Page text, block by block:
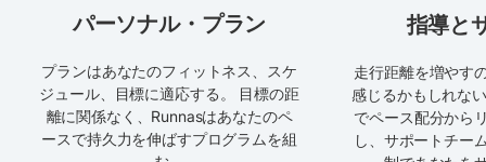
パーソナル・プラン
プランはあなたのフィットネス、スケ
ジュール、目標に適応する。 目標の距
離に関係なく、Runnasはあなたのペ
ースで持久力を伸ばすプログラムを組
指導と
走行距離を増やす
感じるかもしれな
でペース配分から
し、サポートチー